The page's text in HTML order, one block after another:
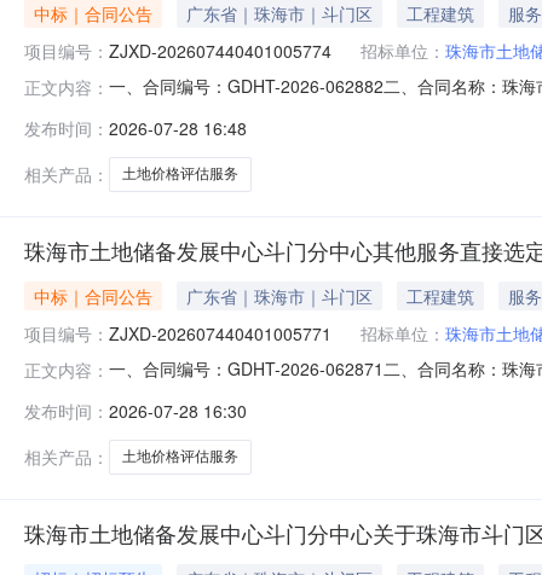
中标｜合同公告 广东省｜珠海市｜斗门区 工程建筑
服务
项目编号： ZJXD-202607440401005774 招标单位： 珠海市土地
正文内容： 一、合同编号：GDHT-2026-062882二、合同名称：珠
4楼联系方式：0756-5501590供应商（乙方）：广东同
发布时间： 2026-07-28 16:48
相关产品：
土地价格评估服务
珠海市土地储备发展中心斗门分中心其他服务直接选
中标｜合同公告 广东省｜珠海市｜斗门区 工程建筑
服务
项目编号： ZJXD-202607440401005771 招标单位： 珠海市土地
正文内容： 一、合同编号：GDHT-2026-062871二、合同名称：珠
4楼联系方式：0756-5501590供应商（乙方）：广东国
发布时间： 2026-07-28 16:30
相关产品：
土地价格评估服务
珠海市土地储备发展中心斗门分中心关于珠海市斗